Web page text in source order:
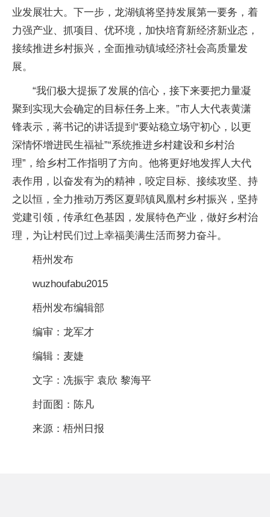
业发展壮大。下一步，龙湖镇将坚持发展第一要务，着
力强产业、抓项目、优环境，加快培育新经济新业态，
接续推进乡村振兴，全面推动镇域经济社会高质量发
展。
“我们极大提振了发展的信心，接下来要把力量凝
聚到实现大会确定的目标任务上来。”市人大代表黄潇
锋表示，蒋书记的讲话提到“要站稳立场守初心，以更
深情怀增进民生福祉”“系统推进乡村建设和乡村治
理”，给乡村工作指明了方向。他将更好地发挥人大代
表作用，以奋发有为的精神，咬定目标、接续攻坚、持
之以恒，全力推动万秀区夏郢镇凤凰村乡村振兴，坚持
党建引领，传承红色基因，发展特色产业，做好乡村治
理，为让村民们过上幸福美满生活而努力奋斗。
梧州发布
wuzhoufabu2015
梧州发布编辑部
编审：龙军才
编辑：麦婕
文字：冼振宇 袁欣 黎海平
封面图：陈凡
来源：梧州日报